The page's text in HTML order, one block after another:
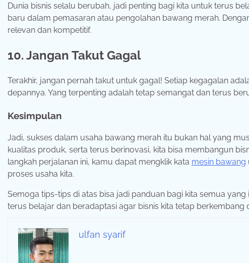
Dunia bisnis selalu berubah, jadi penting bagi kita untuk terus
baru dalam pemasaran atau pengolahan bawang merah.
relevan dan kompetitif.
10. Jangan Takut Gagal
Terakhir, jangan pernah takut untuk gagal! Setiap kegagalan
depannya. Yang terpenting adalah tetap semangat dan terus
Kesimpulan
Jadi, sukses dalam usaha bawang merah itu bukan hal yang
kualitas produk, serta terus berinovasi, kita bisa membangun
langkah perjalanan ini, kamu dapat mengklik kata mesin bawang
proses usaha kita.
Semoga tips-tips di atas bisa jadi panduan bagi kita semua
terus belajar dan beradaptasi agar bisnis kita tetap
ulfan syarif